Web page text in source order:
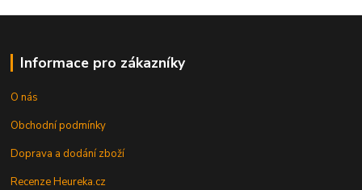
Informace pro zákazníky
O nás
Obchodní podmínky
Doprava a dodání zboží
Recenze Heureka.cz